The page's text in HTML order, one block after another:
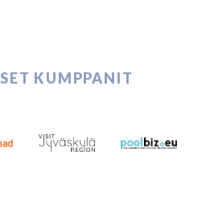
KUMPPANIT